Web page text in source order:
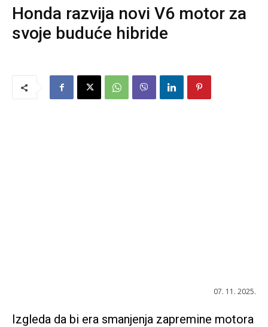
Honda razvija novi V6 motor za
svoje buduće hibride
07. 11. 2025.
Izgleda da bi era smanjenja zapremine motora